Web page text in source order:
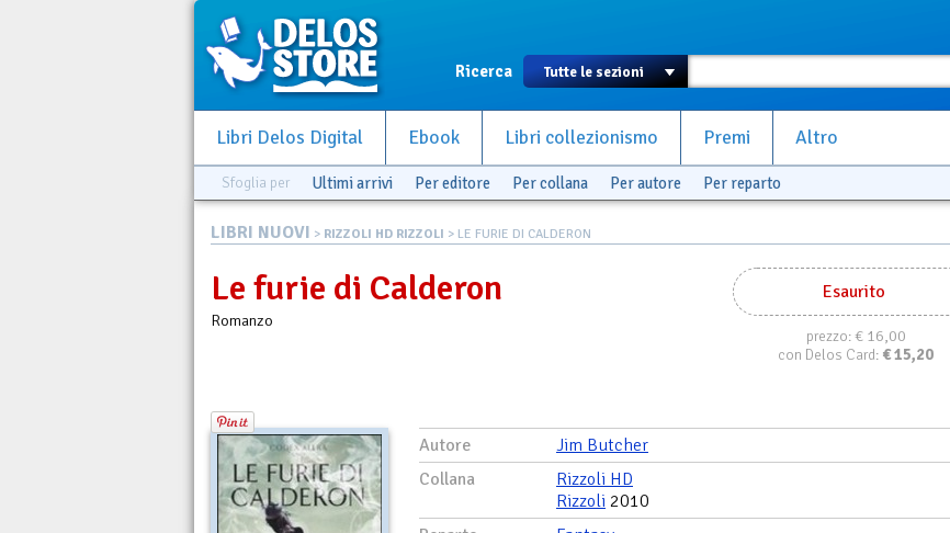
Ricerca
Libri Delos Digital Ebook Libri collezionismo Premi Altro
Sfoglia per Ultimi arrivi Per editore Per collana Per autore Per reparto
LIBRI NUOVI > RIZZOLI HD RIZZOLI > LE FURIE DI CALDERON
Esaurito
prezzo:€ 16,00
con Delos Card: €15,20
Le furie di Calderon
Romanzo
Autore
Jim Butcher
Collana
Rizzoli HD
Rizzoli 2010